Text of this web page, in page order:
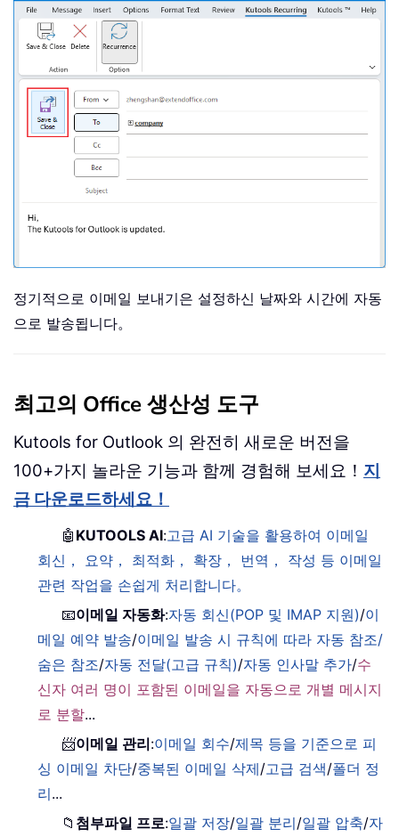
정기적으로 이메일 보내기은 설정하신 날짜와 시간에 자동
으로 발송됩니다。
최고의 Office 생산성 도구
Kutools for Outlook 의 완전히 새로운 버전을
100+가지 놀라운 기능과 함께 경험해 보세요！ 지
금 다운로드하세요！
🤖 KUTOOLS AI:고급 AI 기술을 활용하여 이메일
회신， 요약， 최적화， 확장， 번역， 작성 등 이메일
관련 작업을 손쉽게 처리합니다。
📧이메일 자동화:자동 회신(POP 및 IMAP 지원)/이
메일 예약 발송/이메일 발송 시 규칙에 따라 자동 참조/
숨은 참조/자동 전달(고급 규칙)/자동 인사말 추가/수
신자 여러 명이 포함된 이메일을 자동으로 개별 메시지
로 분할...
📨이메일 관리:이메일 회수/제목 등을 기준으로 피
싱 이메일 차단/중복된 이메일 삭제/고급 검색/폴더 정
리...
📁 첨부파일 프로:일괄 저장/일괄 분리/일괄 압축/자